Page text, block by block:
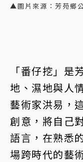
▲圖片來源：芳苑鄉
「番仔挖」是
地、濕地與人
藝術家洪易，
創意，將自己
語言，在熟悉
場跨時代的藝